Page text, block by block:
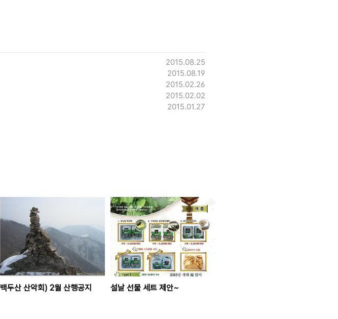
2015.08.25
2015.08.19
2015.02.26
2015.02.02
2015.01.27
백두산 산악회) 2월 산행공지 설날 선물 세트 제안~